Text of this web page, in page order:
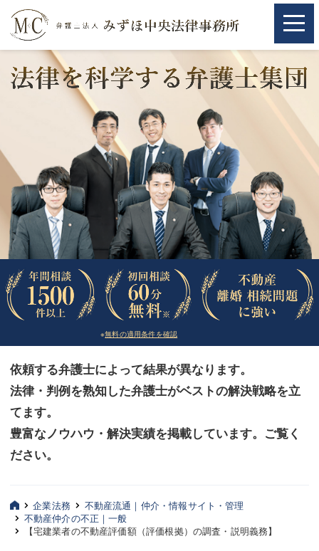
ホーム
相続・遺言
離婚（夫婦間トラブル）
企業法務
労働問題（解雇，残業等）
刑事弁護
交通事故
法律相談など（その他）
お客様へ
みずほ中央の特長・実質編
みずほ中央の特長・形式編
三平 聡史
※無料の適用条件を確認
依頼する弁護士によって結果が異なります。
法律・判例を熟知した弁護士がベストの解決戦略を立
てます。
豊富なノウハウ・解決実績を掲載しています。ご覧く
ださい。
ホーム
相続・遺言
離婚（夫婦間トラブル）
企業法務
労働問題（解雇，残業等）
刑事弁護
交通事故
法律相談など（その他）
お客様へ
みずほ中央の特長・実質編
みずほ中央の特長・形式編
三平 聡史
企業法務
不動産流通｜仲介・情報サイト・管理
不動産仲介の不正｜一般
【宅建業者の不動産評価額（評価根拠）の調査・説明義務】